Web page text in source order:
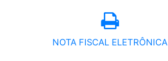
NOTA FISCAL ELETRÔNICA